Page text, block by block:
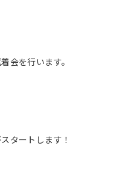
会を行います。
タートします！